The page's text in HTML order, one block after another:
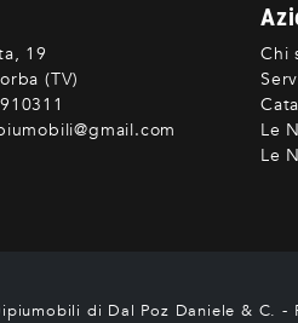
19
(TV)
Chi
Le
Le
di Dal Poz Daniele & C. -